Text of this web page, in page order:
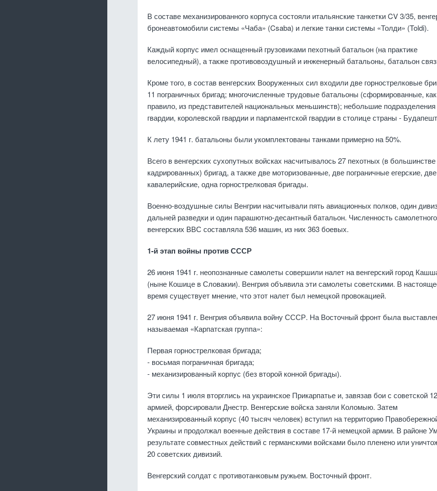
В составе механизированного корпуса состояли итальянские танкетки CV 3/35,
бронеавтомобили системы «Чаба» (Csaba) и легкие танки системы «Толди» (Toldi).
Каждый корпус имел оснащенный грузовиками пехотный батальон (на практике
велосипедный), а также противовоздушный и инженерный батальоны, батальон
Кроме того, в состав венгерских Вооруженных сил входили две горнострелковые
11 пограничных бригад; многочисленные трудовые батальоны (сформированные, как
правило, из представителей национальных меньшинств); небольшие
гвардии, королевской гвардии и парламентской гвардии в столице страны -
К лету 1941 г. батальоны были укомплектованы танками примерно на 50%.
Всего в венгерских сухопутных войсках насчитывалось 27 пехотных (в большинстве
кадрированных) бригад, а также две моторизованные, две пограничные егерские, две
кавалерийские, одна горнострелковая бригады.
Военно-воздушные силы Венгрии насчитывали пять авиационных полков, один
дальней разведки и один парашютно-десантный батальон. Численность
венгерских ВВС составляла 536 машин, из них 363 боевых.
1-й этап войны против СССР
26 июня 1941 г. неопознанные самолеты совершили налет на венгерский город
(ныне Кошице в Словакии). Венгрия объявила эти самолеты советскими. В
время существует мнение, что этот налет был немецкой провокацией.
27 июня 1941 г. Венгрия объявила войну СССР. На Восточный фронт была
называемая «Карпатская группа»:
Первая горнострелковая бригада;
- восьмая пограничная бригада;
- механизированный корпус (без второй конной бригады).
Эти силы 1 июля вторглись на украинское Прикарпатье и, завязав бои с советской
армией, форсировали Днестр. Венгерские войска заняли Коломыю. Затем
механизированный корпус (40 тысяч человек) вступил на территорию
Украины и продолжал военные действия в составе 17-й немецкой армии. В районе
результате совместных действий с германскими войсками было пленено или
20 советских дивизий.
Венгерский солдат с противотанковым ружьем. Восточный фронт.